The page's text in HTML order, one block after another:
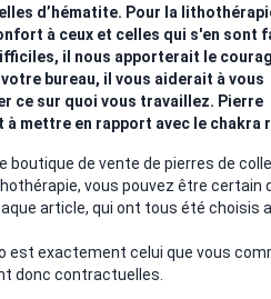
d’hématite. Pour la
à ceux et celles qui s'en sont
il nous apporterait le
bureau, il vous aiderait à vous
ce sur quoi vous travaillez. Pierre
mettre en rapport avec le chakra
boutique de vente de pierres de
vous pouvez être certain
article, qui ont tous été choisis
est exactement celui que vous
donc contractuelles.